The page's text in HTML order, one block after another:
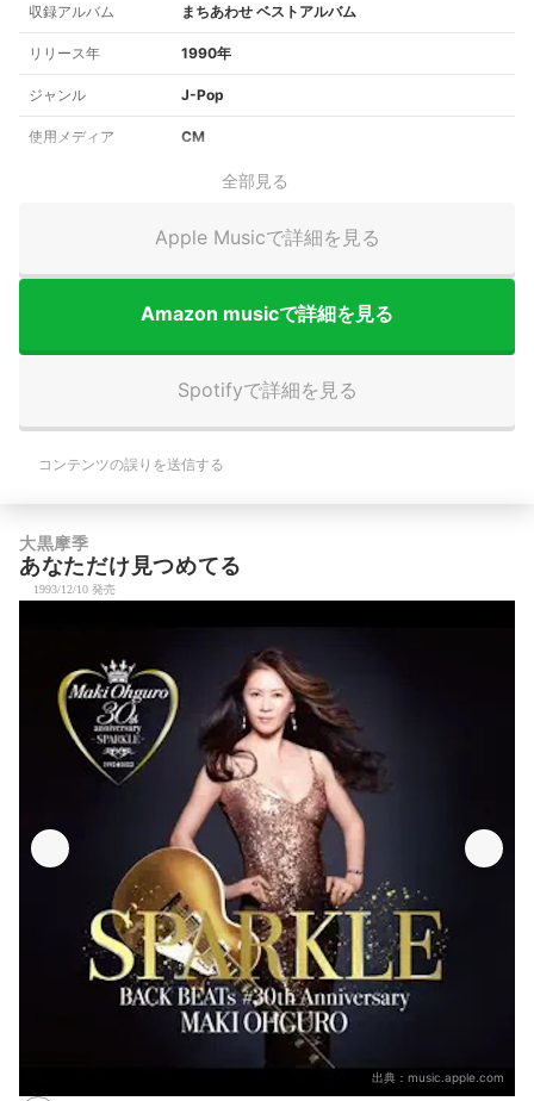
収録アルバム まちあわせ ベストアルバム
リリース年 1990年
ジャンル J-Pop
使用メディア CM
全部見る
Apple Musicで詳細を見る
Amazon musicで詳細を見る
Spotifyで詳細を見る
コンテンツの誤りを送信する
大黒摩季
あなただけ見つめてる
1993/12/10 発売
出典： music.apple.com